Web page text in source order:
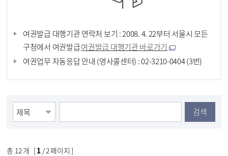
여권발급 대행기관 연락처 보기 : 2008. 4. 22부터 서울시 모든
구청에서 여권발급여권발급 대행기관 바로가기
여권업무 자동응답 안내 (영사콜센터) : 02-3210-0404 (3번)
검색
총 12개 [1/ 2 페이지 ]